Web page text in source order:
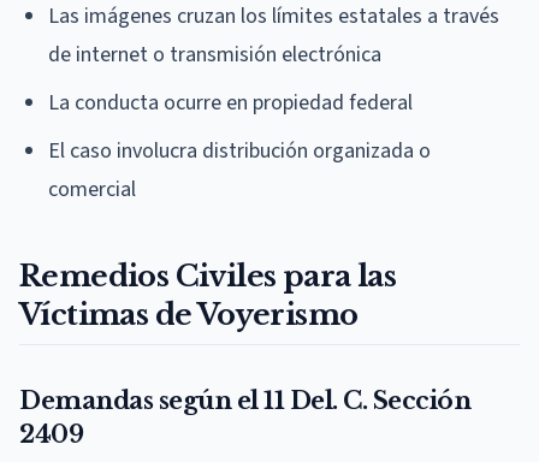
Las imágenes cruzan los límites estatales a través
de internet o transmisión electrónica
La conducta ocurre en propiedad federal
El caso involucra distribución organizada o
comercial
Remedios Civiles para las
Víctimas de Voyerismo
Demandas según el 11 Del. C. Sección
2409